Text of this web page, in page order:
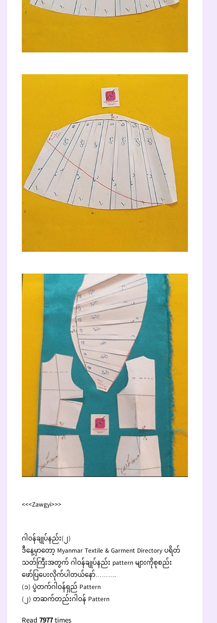
<<<Zawgyi>>>
ဂါဝန်ချုပ်နည်း(၂)
ဒီနေ့မှာတော့ Myanmar Textile & Garment Directory ပရိတ်
သတ်ကြီးအတွက် ဂါဝန်ချုပ်နည်း pattern များကိုစုစည်း
ဖော်ပြပေးလိုက်ပါတယ်နော်……….
(၁) ပွဲတက်ဂါဝန်ရှည် Pattern
(၂) တဆက်တည်းဂါဝန် Pattern